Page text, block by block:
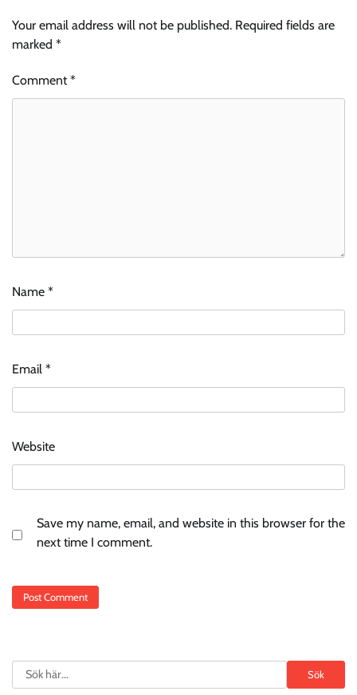
Your email address will not be published. Required fields are
marked *
Comment*
Name *
Email *
Website
Save my name, email, and website in this browser for the
next time I comment.
Search Sök